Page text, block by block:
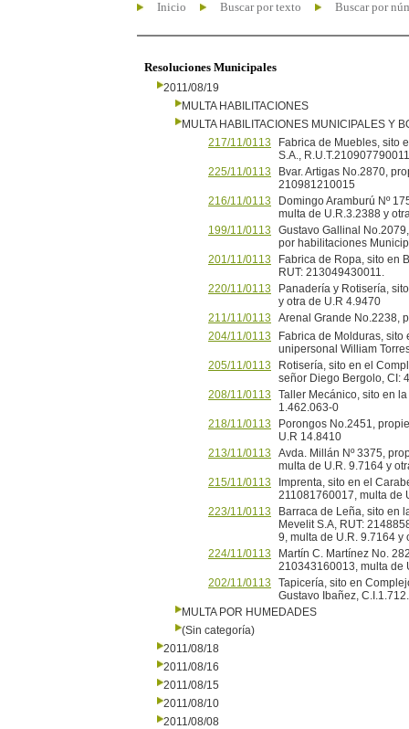
Inicio Buscar por texto Buscar por
Resoluciones Municipales
2011/08/19
MULTA HABILITACIONES
MULTA HABILITACIONES MUNICIPALES Y
217/11/0113
Fabrica de Muebles, sito
S.A.,
225/11/0113
Bvar. Artigas No.2870,
210981210015
216/11/0113
Domingo Aramburú Nº
multa de U.R.3.2388 y
199/11/0113
Gustavo Gallinal
por habilitaciones
201/11/0113
Fabrica de Ropa, sito en
RUT: 213049430011.
220/11/0113
Panadería y Rotisería,
y otra de U.R 4.9470
211/11/0113
Arenal Grande No.2238,
204/11/0113
Fabrica de Molduras,
unipersonal William
205/11/0113
Rotisería, sito en el
señor Diego Bergolo, CI:
208/11/0113
Taller Mecánico, sito en
1.462.063-0
218/11/0113
Porongos No.2451,
U.R 14.8410
213/11/0113
Avda. Millán Nº 3375,
multa de U.R. 9.7164 y
215/11/0113
Imprenta, sito en el
211081760017, multa de
223/11/0113
Barraca de Leña, sito en
Mevelit S.A, RUT:
9, multa de U.R. 9.7164 y
224/11/0113
Martín C. Martínez No.
210343160013, multa de
202/11/0113
Tapicería, sito en
Gustavo Ibañez,
MULTA POR HUMEDADES
(Sin categoría)
2011/08/18
2011/08/16
2011/08/15
2011/08/10
2011/08/08